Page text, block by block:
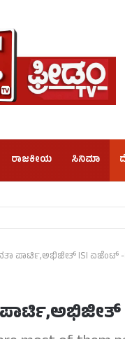
ರಾಜಕೀಯ ಸಿನಿಮಾ
ಜನತಾ ಪಾರ್ಟಿ,ಅಭಿಜೀತ್ ISI